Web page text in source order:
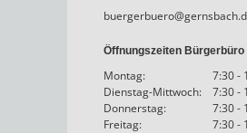
Öffnungszeiten Bürgerbüro
Montag:
7:30 -
Dienstag-Mittwoch:
7:30 -
Donnerstag:
7:30 -
Freitag:
7:30 -